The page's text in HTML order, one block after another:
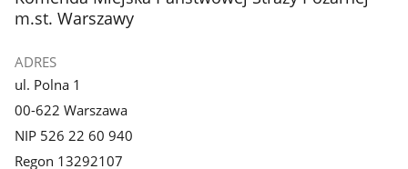
galerii.
galerii.
m.st. Warszawy
ADRES
ul. Polna 1
00-622 Warszawa
NIP 526 22 60 940
Regon 13292107